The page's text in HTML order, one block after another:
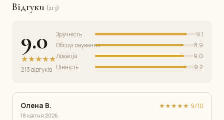
Відгуки (213)
9.0
★★★★★
213 відгуків
Зручність
9.1
Обслуговування
8.9
Локація
9.0
Цінність
9.2
Олена В.
18 квітня 2026
★★★★★ 9/10